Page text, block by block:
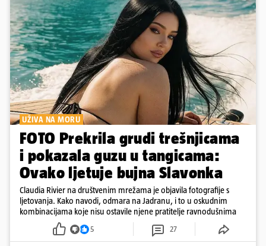
UŽIVA NA MORU
FOTO Prekrila grudi trešnjicama
i pokazala guzu u tangicama:
Ovako ljetuje bujna Slavonka
Claudia Rivier na društvenim mrežama je objavila fotografije s
ljetovanja. Kako navodi, odmara na Jadranu, i to u oskudnim
kombinacijama koje nisu ostavile njene pratitelje ravnodušnima
5 27